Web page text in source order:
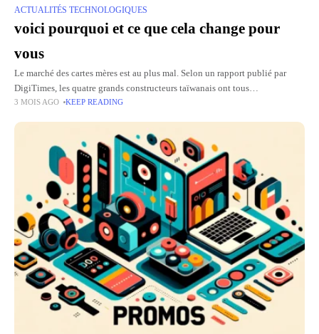
ACTUALITÉS TECHNOLOGIQUES
voici pourquoi et ce que cela change pour
vous
Le marché des cartes mères est au plus mal. Selon un rapport publié par
DigiTimes, les quatre grands constructeurs taïwanais ont tous
considérablement réduit leurs objectifs d'expédition pour 2026. La
3 MOIS AGO KEEP READING